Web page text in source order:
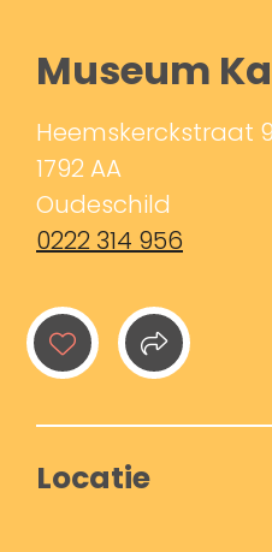
Museum
Heemskerckstraat 9
1792 AA
Oudeschild
0222 314 956
Locatie